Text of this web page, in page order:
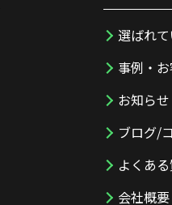
選ばれ
事例・
お知らせ
ブログ/
よくあ
会社概要